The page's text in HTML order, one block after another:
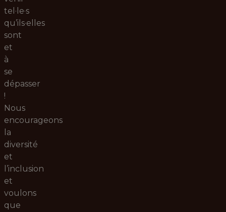
tel·le·s
qu’ils·elles
sont
et
à
se
dépasser
!
Nous
encourageons
la
diversité
et
l’inclusion
et
voulons
que